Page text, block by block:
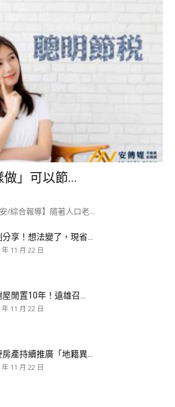
」可以節...
/綜合報導】隨著人口老...
享！想法變了，現省...
11 月 22 日
閒置10年！遠雄召...
11 月 22 日
產持續推廣「地籍異...
11 月 22 日